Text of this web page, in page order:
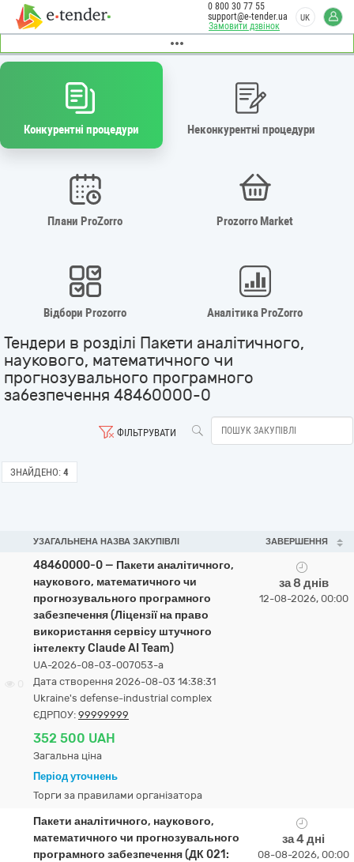
Замовити дзвінок
0 800 30 77 55
support@e-tender.ua
UK
Конкурентні процедури Неконкурентні процедури
Плани ProZorro Prozorro Market
Відбори Prozorro Аналітика ProZorro
Тендери в розділі Пакети аналітичного,
наукового, математичного чи
прогнозувального програмного
забезпечення 48460000-0
ФІЛЬТРУВАТИ
ЗНАЙДЕНО: 4
УЗАГАЛЬНЕНА НАЗВА ЗАКУПІВЛІ ЗАВЕРШЕННЯ
48460000-0 — Пакети аналітичного,
наукового, математичного чи
прогнозувального програмного
забезпечення (Ліцензії на право
використання сервісу штучного
інтелекту Claude AI Team)
UA-2026-08-03-007053-a
Дата створення 2026-08-03 14:38:31
Ukraine's defense-industrial complex
ЄДРПОУ: 99999999
352 500 UAH
Загальна ціна
Період уточнень
Торги за правилами організатора
за 8 днів
12-08-2026, 00:00
Пакети аналітичного, наукового,
математичного чи прогнозувального
програмного забезпечення (ДК 021:
за 4 дні
08-08-2026, 00:00